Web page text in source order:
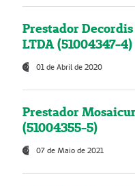
Prestador
LTDA (51004347-4)
01 de Abril de 2020
Prestador
(51004355-5)
07 de Maio de 2021